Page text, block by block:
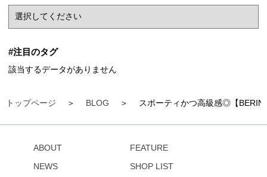
トップページ BLOG スポーティかつ高級感◎【
#注目のタグ
該当するデータがありません
ABOUT
NEWS
FEATURE
SHOP LIST